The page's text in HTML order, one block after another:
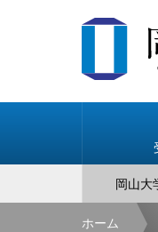
岡山大
ホーム